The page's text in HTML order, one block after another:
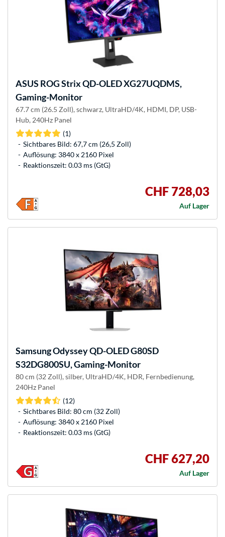
ASUS ROG Strix QD-OLED XG27UQDMS,
Gaming-Monitor
67.7 cm (26.5 Zoll), schwarz, UltraHD/4K, HDMI, DP, USB-
Hub, 240Hz Panel
(1)
Sichtbares Bild: 67,7 cm (26,5 Zoll)
Auflösung: 3840 x 2160 Pixel
Reaktionszeit: 0.03 ms (GtG)
CHF 728,03
Auf Lager
SamsungOdyssey QD-OLED G80SD
S32DG800SU, Gaming-Monitor
80 cm (32 Zoll), silber, UltraHD/4K, HDR, Fernbedienung,
240Hz Panel
(12)
Sichtbares Bild: 80 cm (32 Zoll)
Auflösung: 3840 x 2160 Pixel
Reaktionszeit: 0.03 ms (GtG)
CHF 627,20
Auf Lager